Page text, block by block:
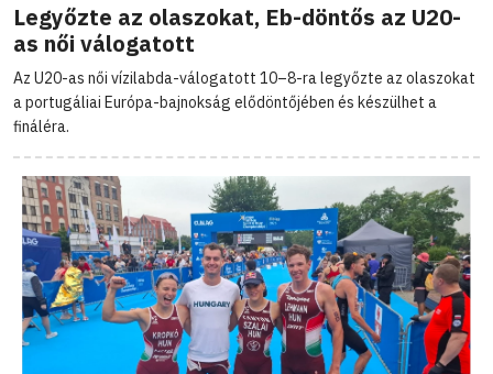
Legyőzte az olaszokat, Eb-döntős az U20-
as női válogatott
Az U20-as női vízilabda-válogatott 10–8-ra legyőzte az olaszokat
a portugáliai Európa-bajnokság elődöntőjében és készülhet a
fináléra.